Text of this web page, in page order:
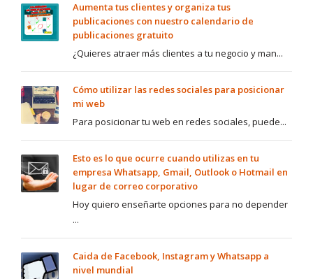
Aumenta tus clientes y organiza tus
publicaciones con nuestro calendario de
publicaciones gratuito
¿Quieres atraer más clientes a tu negocio y man...
Cómo utilizar las redes sociales para posicionar
mi web
Para posicionar tu web en redes sociales, puede...
Esto es lo que ocurre cuando utilizas en tu
empresa Whatsapp, Gmail, Outlook o Hotmail en
lugar de correo corporativo
Hoy quiero enseñarte opciones para no depender
...
Caida de Facebook, Instagram y Whatsapp a
nivel mundial